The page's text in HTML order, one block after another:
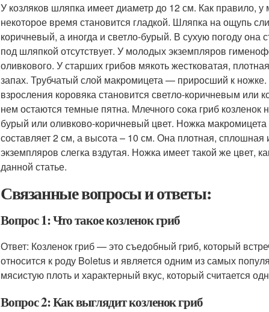
У козляков шляпка имеет диаметр до 12 см. Как правило,
некоторое время становится гладкой. Шляпка на ощупь
коричневый, а иногда и светло-бурый. В сухую погоду
под шляпкой отсутствует. У молодых экземпляров
оливкового. У старших грибов мякоть жестковатая,
запах. Трубчатый слой макромицета — приросший к
взросления коровяка становится светло-коричневым
нем остаются темные пятна. Млечного сока гриб
бурый или оливково-коричневый цвет. Ножка
составляет 2 см, а высота – 10 см. Она плотная, сплошная
экземпляров слегка вздутая. Ножка имеет такой же цвет,
данной статье.
Связанные вопросы и ответы:
Вопрос 1: Что такое козленок гриб
Ответ: Козленок гриб — это съедобный гриб, который
относится к роду Boletus и является одним из самых
мясистую плоть и характерный вкус, который считается
Вопрос 2: Как выглядит козленок гриб